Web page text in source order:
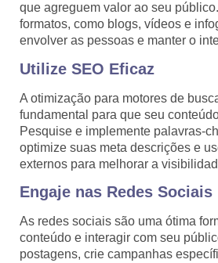
que agreguem valor ao seu
formatos, como blogs, vídeos e
envolver as pessoas e manter o
Utilize SEO Eficaz
A otimização para motores de
fundamental para que seu
Pesquise e implemente palavras-
optimize suas meta descrições e
externos para melhorar a
Engaje nas Redes Sociais
As redes sociais são uma ótima
conteúdo e interagir com seu
postagens, crie campanhas